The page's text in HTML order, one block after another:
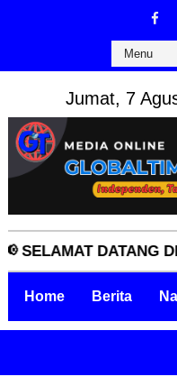
Jumat, 7
DATANG DI
Home Berita